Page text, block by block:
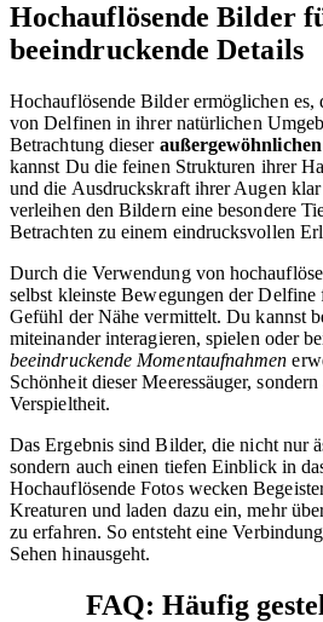
Hochauflösende Bilder
beeindruckende Details
Hochauflösende Bilder ermöglichen es,
von Delfinen in ihrer natürlichen
Betrachtung dieser
kannst Du die feinen Strukturen ihrer
und die Ausdruckskraft ihrer Augen
verleihen den Bildern eine besondere
Betrachten zu einem eindrucksvollen
Durch die Verwendung von
selbst kleinste Bewegungen der Delfine
Gefühl der Nähe vermittelt. Du kannst
miteinander interagieren, spielen oder
beeindruckende Momentaufnahmen
Schönheit dieser Meeressäuger,
Verspieltheit.
Das Ergebnis sind Bilder, die nicht nur
sondern auch einen tiefen Einblick in
Hochauflösende Fotos wecken
Kreaturen und laden dazu ein, mehr
zu erfahren. So entsteht eine
Sehen hinausgeht.
FAQ: Häufig